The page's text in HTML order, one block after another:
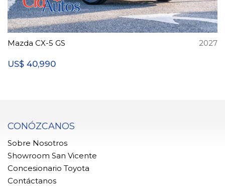
Mazda CX-5 GS 2027
US$ 40,990
CONÓZCANOS
Sobre Nosotros
Showroom San Vicente
Concesionario Toyota
Contáctanos